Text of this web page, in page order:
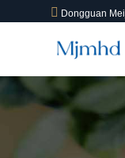
Dongguan